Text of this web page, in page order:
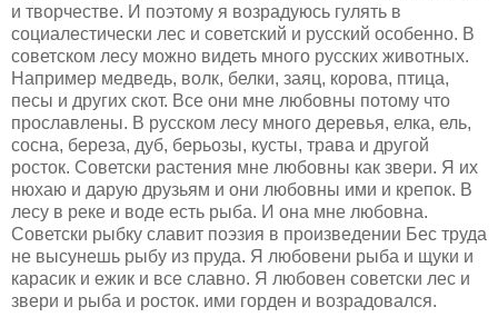
и творчестве. И поэтому я возрадуюсь гулять в
социалестически лес и советский и русский особенно. В
советском лесу можно видеть много русских животных.
Например медведь, волк, белки, заяц, корова, птица,
песы и других скот. Все они мне любовны потому что
прославлены. В русском лесу много деревья, елка, ель,
сосна, береза, дуб, берьозы, кусты, трава и другой
росток. Советски растения мне любовны как звери. Я их
нюхаю и дарую друзьям и они любовны ими и крепок. В
лесу в реке и воде есть рыба. И она мне любовна.
Советски рыбку славит поэзия в произведении Бес труда
не высунешь рыбу из пруда. Я любовени рыба и щуки и
карасик и ежик и все славно. Я любовен советски лес и
звери и рыба и росток. ими горден и возрадовался.